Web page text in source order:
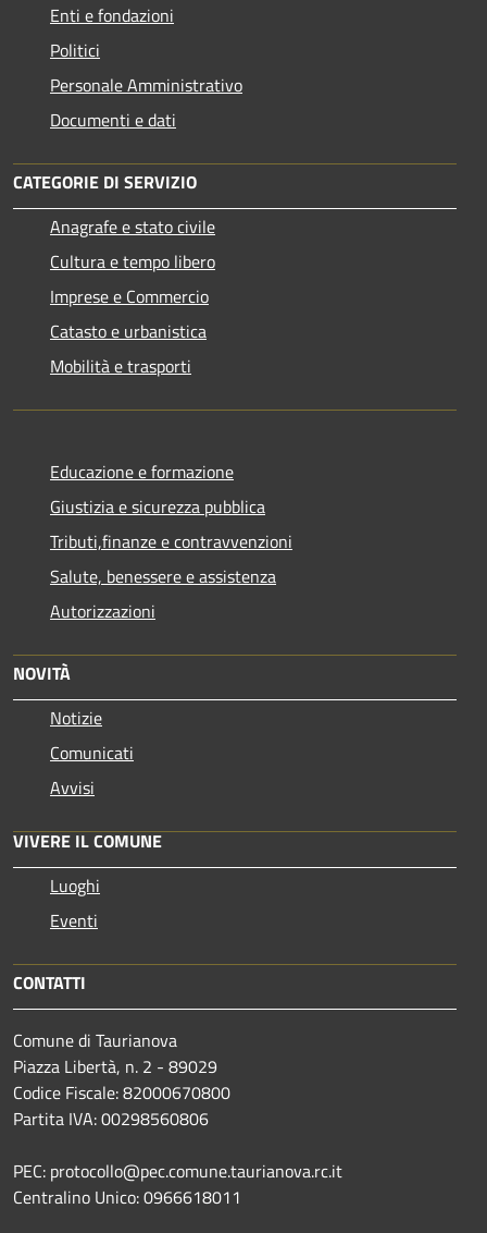
Enti e fondazioni
Politici
Personale Amministrativo
Documenti e dati
CATEGORIE DI SERVIZIO
Anagrafe e stato civile
Cultura e tempo libero
Imprese e Commercio
Catasto e urbanistica
Mobilità e trasporti
Educazione e formazione
Giustizia e sicurezza pubblica
Tributi,finanze e contravvenzioni
Salute, benessere e assistenza
Autorizzazioni
NOVITÀ
Notizie
Comunicati
Avvisi
VIVERE IL COMUNE
Luoghi
Eventi
CONTATTI
Comune di Taurianova
Piazza Libertà, n. 2 - 89029
Codice Fiscale: 82000670800
Partita IVA: 00298560806
PEC: protocollo@pec.comune.taurianova.rc.it
Centralino Unico: 0966618011